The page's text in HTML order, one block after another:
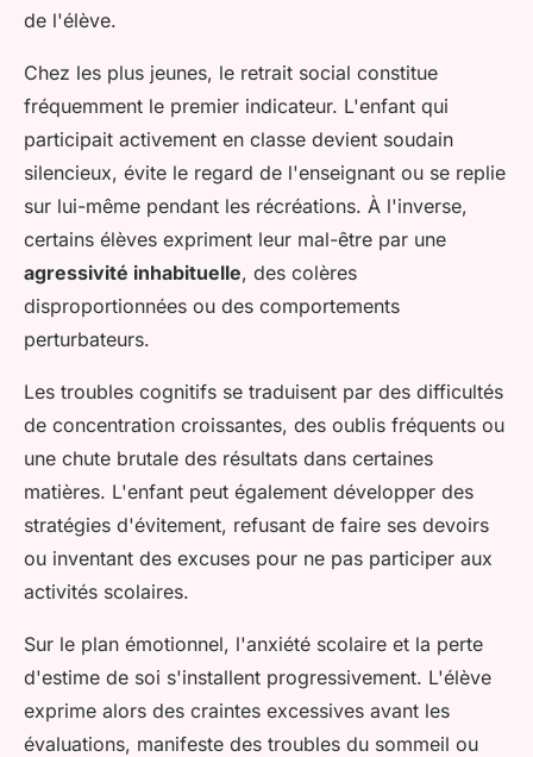
de l'élève.
Chez les plus jeunes, le retrait social constitue
fréquemment le premier indicateur. L'enfant qui
participait activement en classe devient soudain
silencieux, évite le regard de l'enseignant ou se replie
sur lui-même pendant les récréations. À l'inverse,
certains élèves expriment leur mal-être par une
agressivité inhabituelle, des colères
disproportionnées ou des comportements
perturbateurs.
Les troubles cognitifs se traduisent par des difficultés
de concentration croissantes, des oublis fréquents ou
une chute brutale des résultats dans certaines
matières. L'enfant peut également développer des
stratégies d'évitement, refusant de faire ses devoirs
ou inventant des excuses pour ne pas participer aux
activités scolaires.
Sur le plan émotionnel, l'anxiété scolaire et la perte
d'estime de soi s'installent progressivement. L'élève
exprime alors des craintes excessives avant les
évaluations, manifeste des troubles du sommeil ou